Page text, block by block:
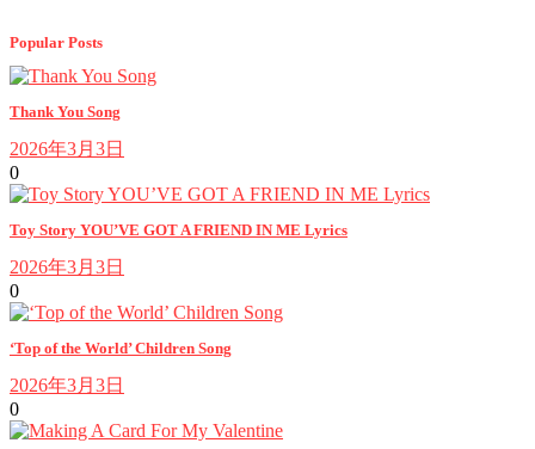
Popular Posts
Thank You Song
2026年3月3日
0
Toy Story YOU’VE GOT A FRIEND IN ME Lyrics
2026年3月3日
0
‘Top of the World’ Children Song
2026年3月3日
0